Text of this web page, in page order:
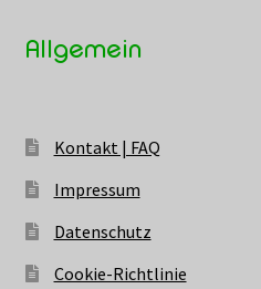
Allgemein
Kontakt | FAQ
Impressum
Datenschutz
Cookie-Richtlinie